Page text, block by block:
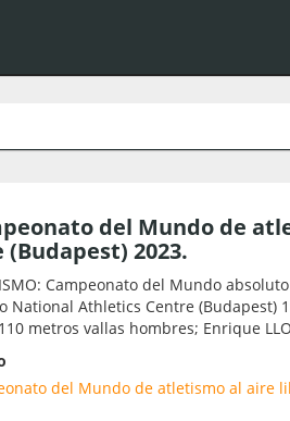
del Mundo de
(Budapest) 2023.
Campeonato del Mundo
National Athletics Centre (Budapest)
metros vallas hombres; Enrique
del Mundo de atletismo al aire